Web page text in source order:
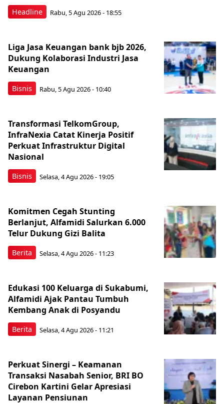
Headline Rabu, 5 Agu 2026 - 18:55
Bisnis
Liga Jasa Keuangan bank bjb 2026,
Dukung Kolaborasi Industri Jasa
Keuangan
Rabu, 5 Agu 2026 - 10:40
Bisnis
Transformasi TelkomGroup,
InfraNexia Catat Kinerja Positif
Perkuat Infrastruktur Digital
Nasional
Selasa, 4 Agu 2026 - 19:05
Berita
Komitmen Cegah Stunting
Berlanjut, Alfamidi Salurkan 6.000
Telur Dukung Gizi Balita
Selasa, 4 Agu 2026 - 11:23
Berita
Edukasi 100 Keluarga di Sukabumi,
Alfamidi Ajak Pantau Tumbuh
Kembang Anak di Posyandu
Selasa, 4 Agu 2026 - 11:21
Perkuat Sinergi – Keamanan
Transaksi Nasabah Senior, BRI BO
Cirebon Kartini Gelar Apresiasi
Layanan Pensiunan